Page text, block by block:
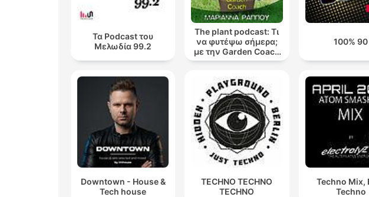
Τα Podcast του
Μελωδία 99.2
The plant podcast: Τι
να φυτέψω σήμερα;
με την Garden Coach
Μαριάννα Ράππου
100% 90
Downtown - House &
Tech house
TECHNO TECHNO
TECHNO
Techno Mix,
Techno